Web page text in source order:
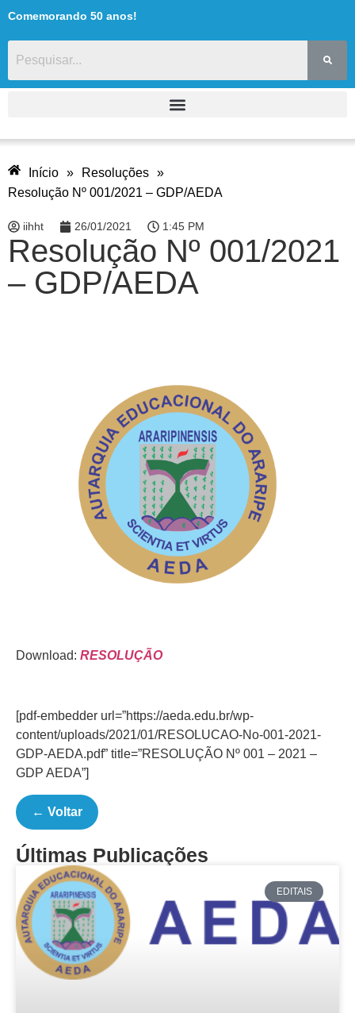
Comemorando 50 anos!
Início » Resoluções »
Resolução Nº 001/2021 – GDP/AEDA
iihht 26/01/2021 1:45 PM
Resolução Nº 001/2021
– GDP/AEDA
Download: RESOLUÇÃO
[pdf-embedder url=”https://aeda.edu.br/wp-
content/uploads/2021/01/RESOLUCAO-No-001-2021-
GDP-AEDA.pdf” title=”RESOLUÇÃO Nº 001 – 2021 –
GDP AEDA”]
← Voltar
Últimas Publicações
EDITAIS